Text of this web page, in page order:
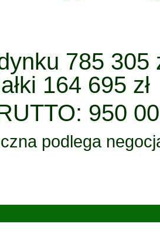
785 305
164 695 zł
950
podlega